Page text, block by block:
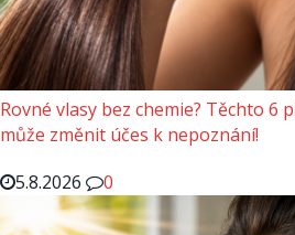
Rovné vlasy bez chemie? Těchto 6
může změnit účes k nepoznání!
5.8.2026
0